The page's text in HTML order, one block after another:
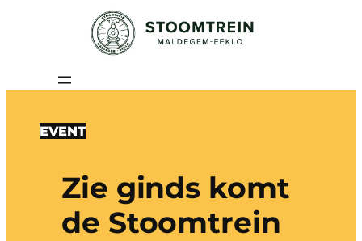
EVENT
Zie ginds komt
de Stoomtrein